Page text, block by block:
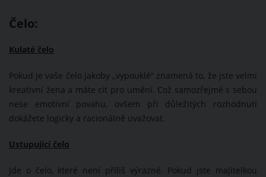
Čelo:
Kulaté čelo
Pokud je vaše čelo jakoby „vypouklé“ znamená to, že jste velmi
kreativní žena a máte cit pro umění. Což samozřejmě s sebou
nese emotivní povahu, ovšem při důležitých rozhodnutí
dokážete logicky a racionálně uvažovat.
Ustupující čelo
Jde o čelo, které není příliš výrazné. Pokud jste majitelkou